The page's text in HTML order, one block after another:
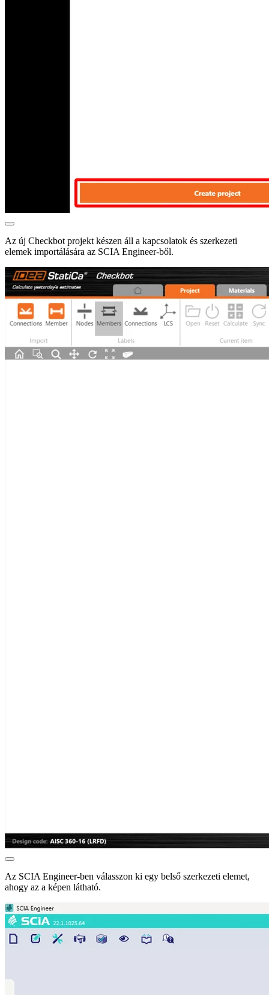
Az új Checkbot projekt készen áll a kapcsolatok és szerkezeti
elemek importálására az SCIA Engineer-ből.
Az SCIA Engineer-ben válasszon ki egy belső szerkezeti elemet,
ahogy az a képen látható.